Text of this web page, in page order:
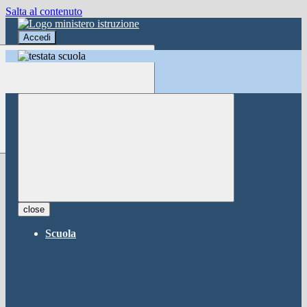
Salta al contenuto
Accedi
Accedi
button close ×
close
Scuola